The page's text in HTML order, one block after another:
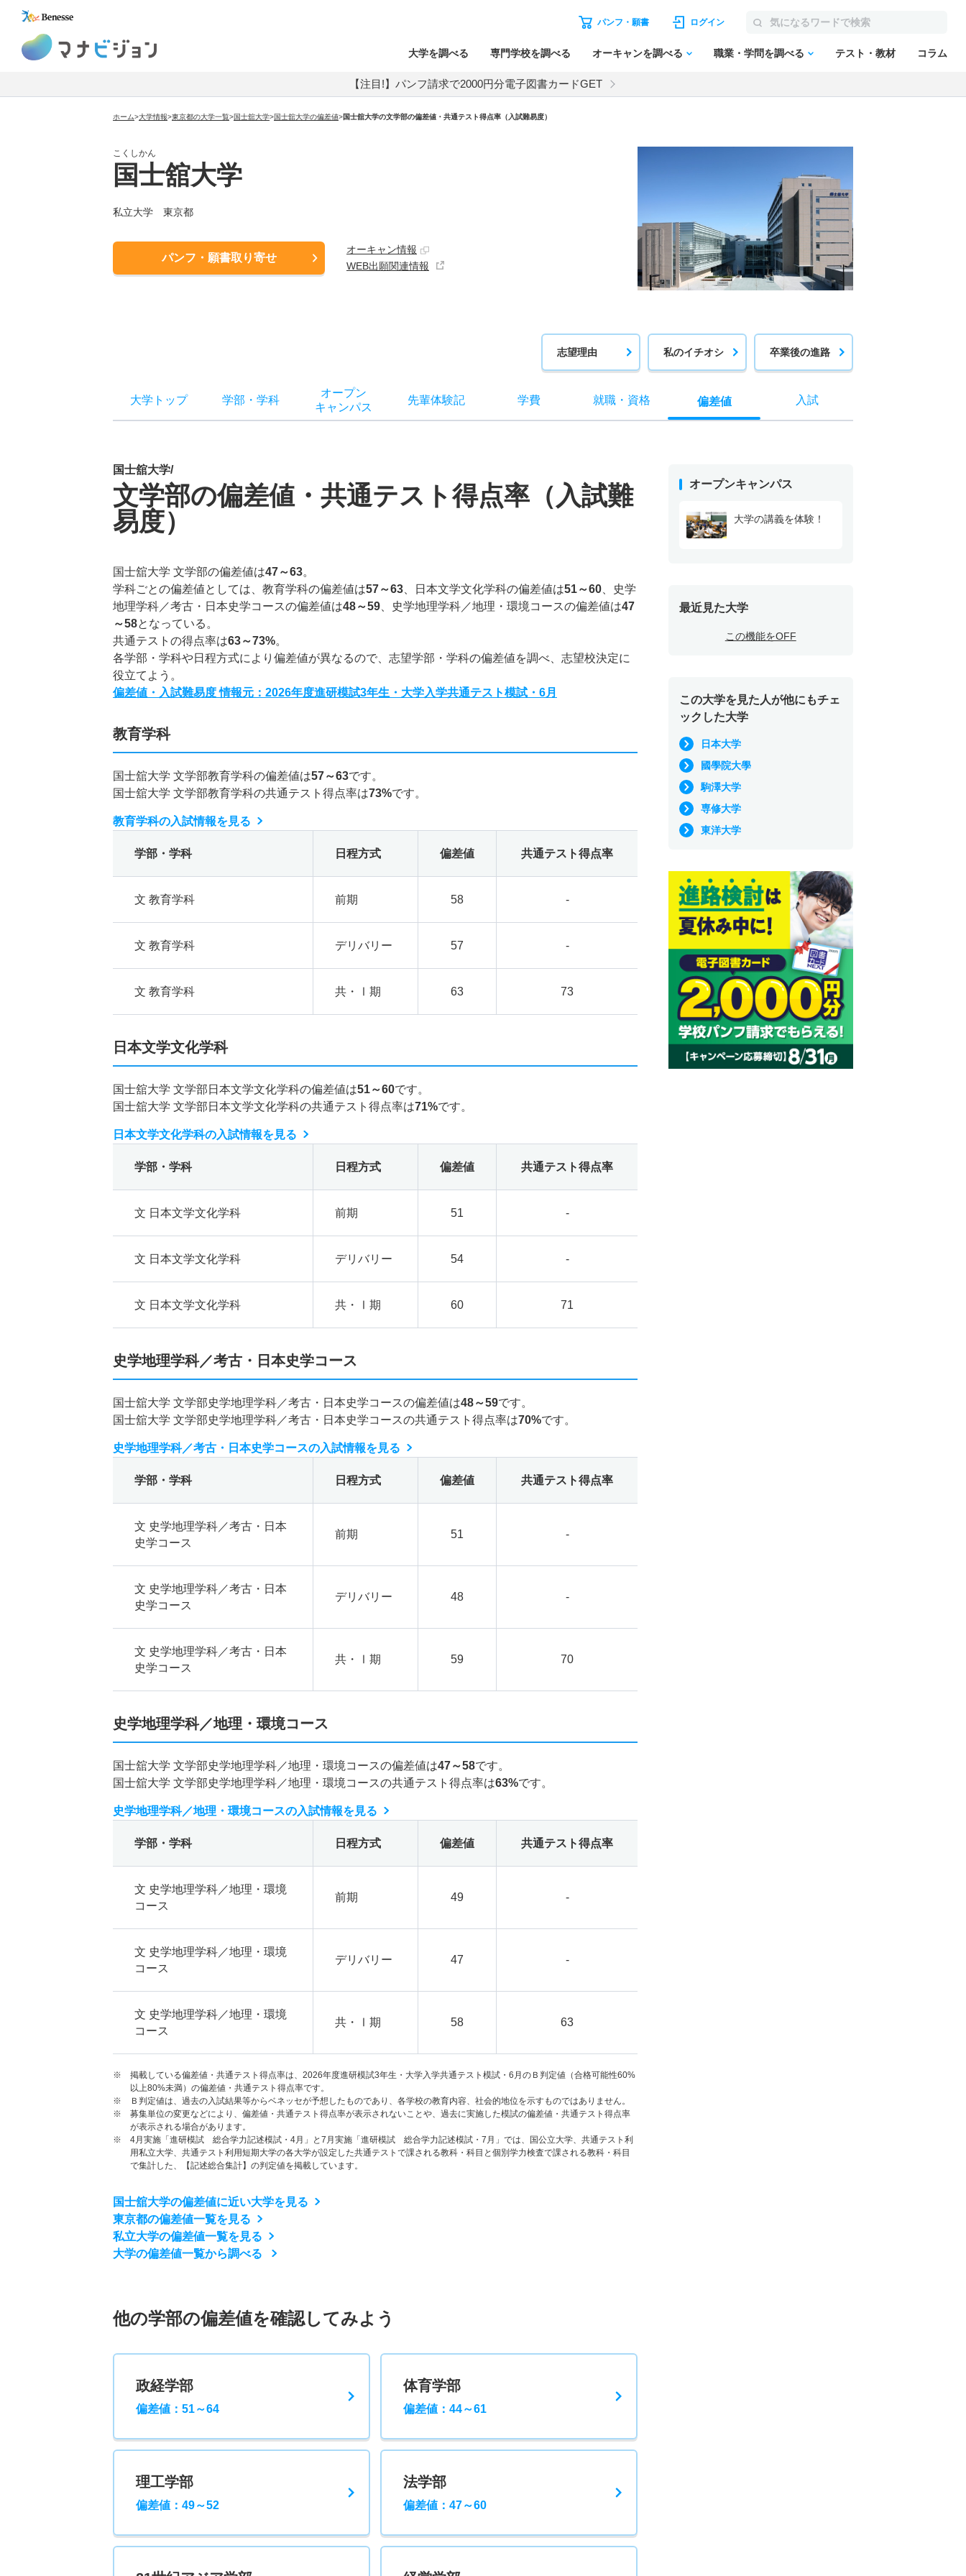
パンフ・願書 ログイン
大学を調べる 専門学校を調べる オーキャンを調べる 職業・学問を調べる テスト・教材 コラム
【注目!】パンフ請求で2000円分電子図書カードGET
ホーム>大学情報>東京都の大学一覧>国士舘大学>国士舘大学の偏差値>国士舘大学の文学部の偏差値・共通テスト得点率（入試難易度）
こくしかん
国士舘大学
私立大学 東京都
パンフ・願書取り寄せ
オーキャン情報
WEB出願関連情報
志望理由 私のイチオシ 卒業後の進路
大学トップ 学部 ・ 学科
オープン
キャンパス
先輩体験記 学費 就職・ 資格 偏差値 入試
国士舘大学/
文学部の偏差値・共通テスト得点率（入試難
易度）
国士舘大学 文学部の偏差値は47～63。
学科ごとの偏差値としては、教育学科の偏差値は57～63 、日本文学文化学科の偏差値は51～60 、史学
地理学科／考古・日本史学コースの偏差値は48～59 、史学地理学科／地理・環境コースの偏差値は47
～58となっている。
共通テストの得点率は63～73%。
各学部・学科や日程方式により偏差値が異なるので、志望学部・学科の偏差値を調べ、志望校決定に
役立てよう。
偏差値・入試難易度 情報元：2026年度進研模試3年生・大学入学共通テスト模試・6月
教育学科
国士舘大学 文学部教育学科の偏差値は57～63です。
国士舘大学 文学部教育学科の共通テスト得点率は73%です。
教育学科の入試情報を見る
学部・学科 日程方式 偏差値 共通テスト得点率
文 教育学科 前期 58 -
文 教育学科 デリバリー 57 -
文 教育学科 共・Ⅰ期 63 73
日本文学文化学科
国士舘大学 文学部日本文学文化学科の偏差値は51～60です。
国士舘大学 文学部日本文学文化学科の共通テスト得点率は71%です。
日本文学文化学科の入試情報を見る
学部・学科 日程方式 偏差値 共通テスト得点率
文 日本文学文化学科 前期 51 -
文 日本文学文化学科 デリバリー 54 -
文 日本文学文化学科 共・Ⅰ期 60 71
史学地理学科／考古・日本史学コース
国士舘大学 文学部史学地理学科／考古・日本史学コースの偏差値は48～59です。
国士舘大学 文学部史学地理学科／考古・日本史学コースの共通テスト得点率は70%です。
史学地理学科／考古・日本史学コースの入試情報を見る
学部・学科 日程方式 偏差値 共通テスト得点率
文 史学地理学科／考古・日本
史学コース
前期 51 -
文 史学地理学科／考古・日本
史学コース
デリバリー 48 -
文 史学地理学科／考古・日本
史学コース
共・Ⅰ期 59 70
史学地理学科／地理・環境コース
国士舘大学 文学部史学地理学科／地理・環境コースの偏差値は47～58です。
国士舘大学 文学部史学地理学科／地理・環境コースの共通テスト得点率は63%です。
史学地理学科／地理・環境コースの入試情報を見る
学部・学科 日程方式 偏差値 共通テスト得点率
文 史学地理学科／地理・環境
コース
前期 49 -
文 史学地理学科／地理・環境
コース
デリバリー 47 -
文 史学地理学科／地理・環境
コース
共・Ⅰ期 58 63
※ 掲載している偏差値・共通テスト得点率は、2026年度進研模試3年生・大学入学共通テスト模試・6月のＢ判定値（合格可能性60%
以上80%未満）の偏差値・共通テスト得点率です。
※ Ｂ判定値は、過去の入試結果等からベネッセが予想したものであり、各学校の教育内容、社会的地位を示すものではありません。
※ 募集単位の変更などにより、偏差値・共通テスト得点率が表示されないことや、過去に実施した模試の偏差値・共通テスト得点率
が表示される場合があります。
※ 4月実施「進研模試 総合学力記述模試・4月」と7月実施「進研模試 総合学力記述模試・7月」では、国公立大学、共通テスト利
用私立大学、共通テスト利用短期大学の各大学が設定した共通テストで課される教科・科目と個別学力検査で課される教科・科目
で集計した、【記述総合集計】の判定値を掲載しています。
国士舘大学の偏差値に近い大学を見る
東京都の偏差値一覧を見る
私立大学の偏差値一覧を見る
大学の偏差値一覧から調べる
他の学部の偏差値を確認してみよう
政経学部
偏差値：51～64
体育学部
偏差値：44～61
理工学部
偏差値：49～52
法学部
偏差値：47～60
オープンキャンパス
大学の講義を体験！
最近見た大学
この機能をOFF
この大学を見た人が他にもチェ
ックした大学
日本大学
國學院大學
駒澤大学
専修大学
東洋大学